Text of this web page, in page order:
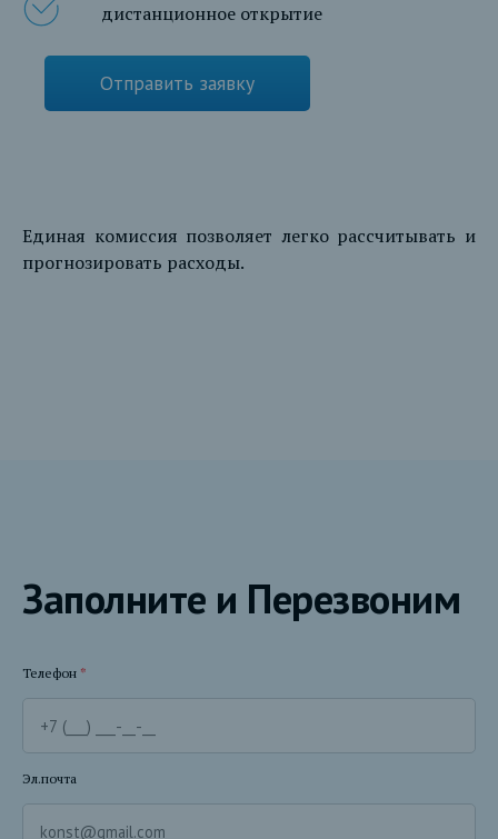
дистанционное открытие
Отправить заявку
Единая комиссия позволяет легко рассчитывать и
прогнозировать расходы.
Заполните и Перезвоним
Телефон *
Эл.почта